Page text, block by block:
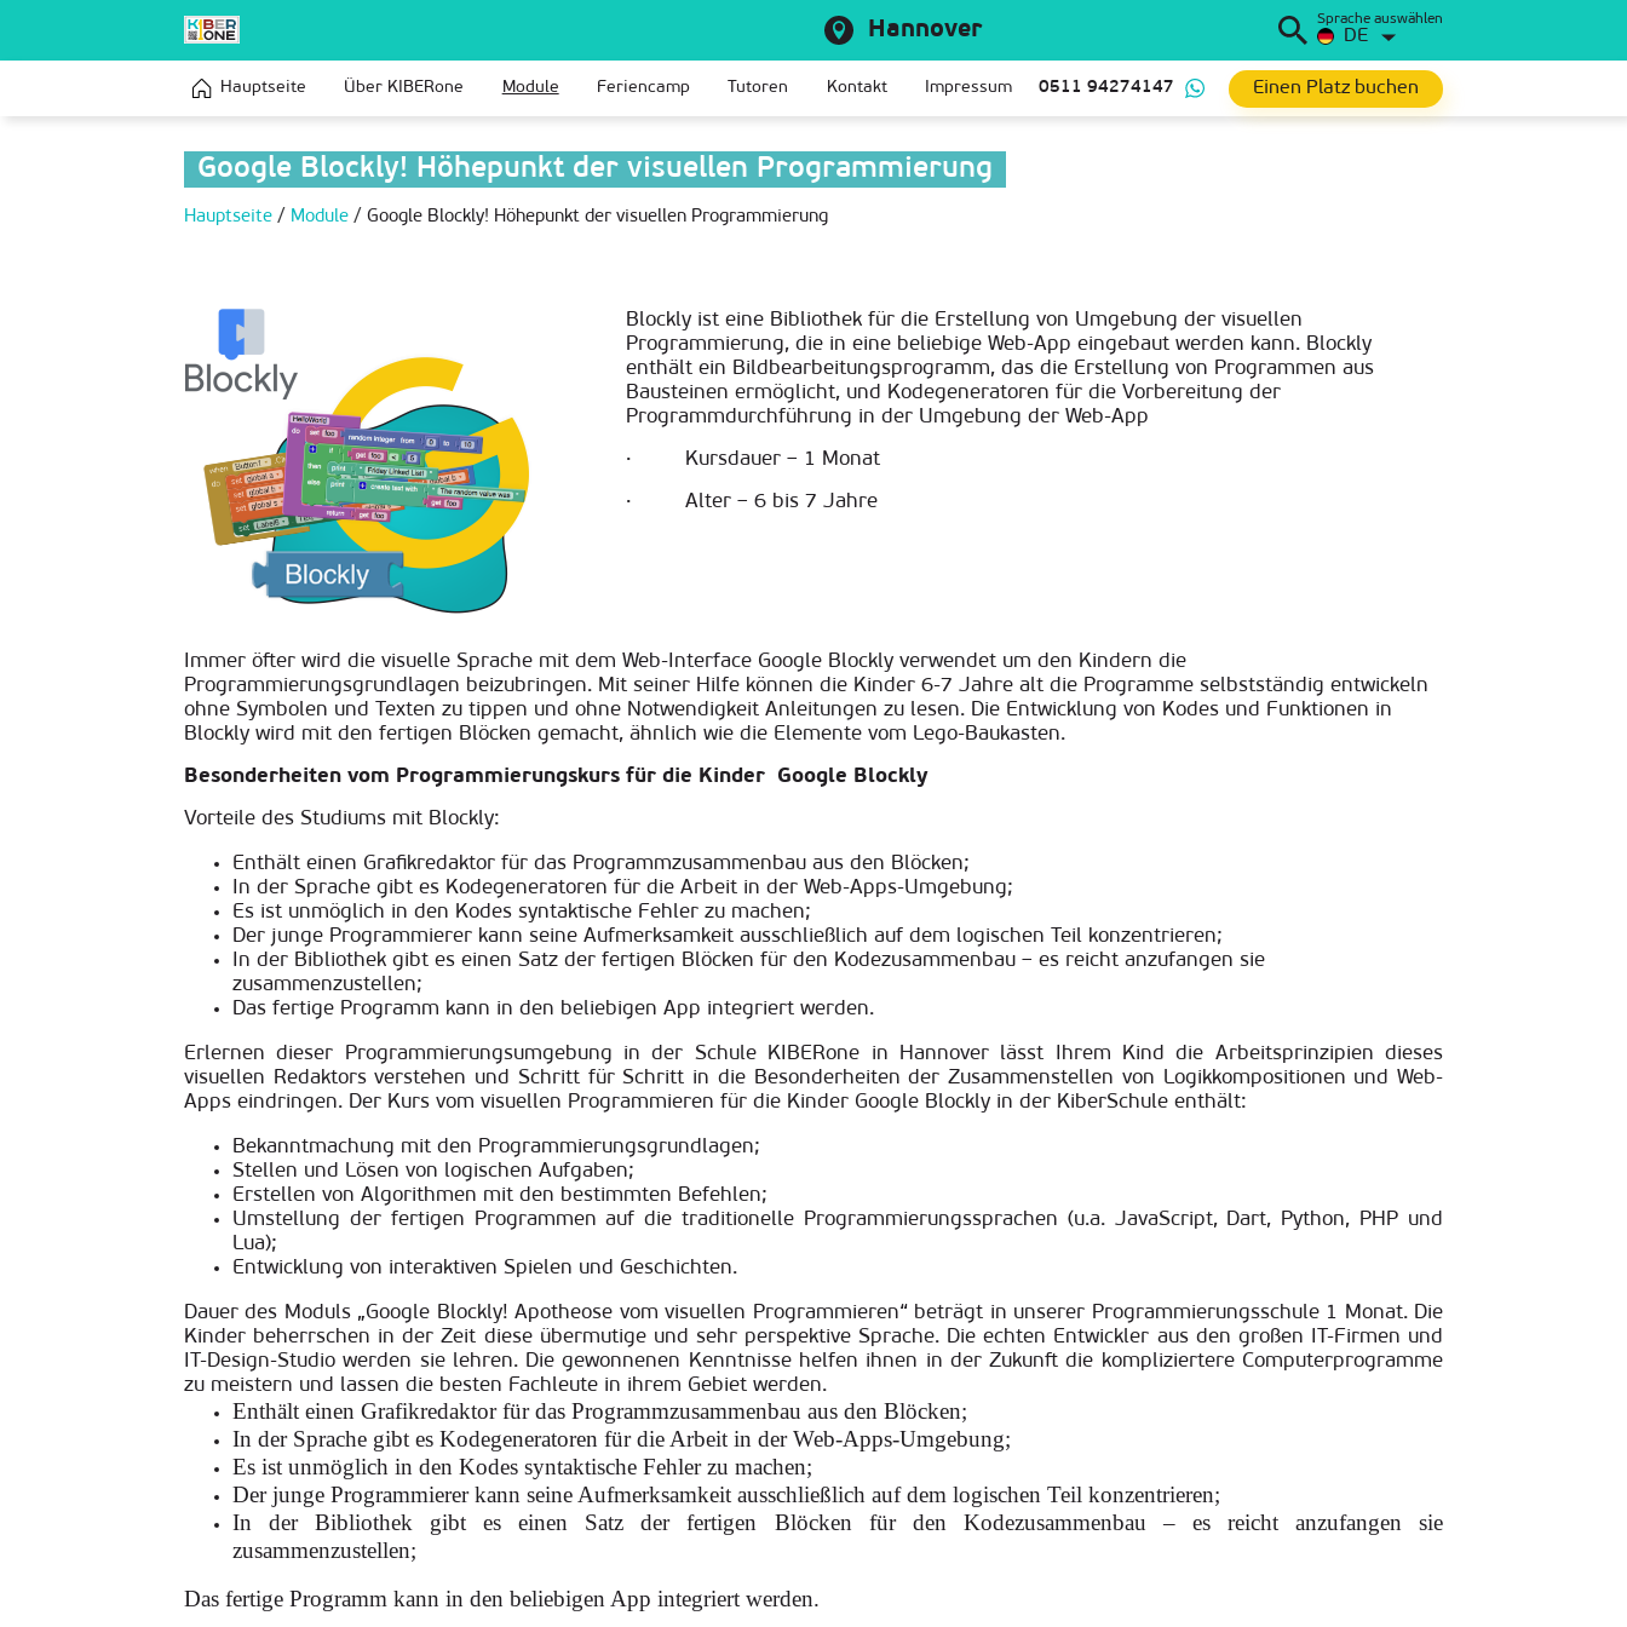
Hannover Sprache auswählen
DE
Hauptseite Über KIBERone Module Feriencamp Tutoren Kontakt Impressum 0511 94274147 Einen Platz buchen
Google Blockly! Höhepunkt der visuellen Programmierung
Hauptseite / Module / Google Blockly! Höhepunkt der visuellen Programmierung
Blockly ist eine Bibliothek für die Erstellung von Umgebung der visuellen
Programmierung, die in eine beliebige Web-App eingebaut werden kann. Blockly
enthält ein Bildbearbeitungsprogramm, das die Erstellung von Programmen aus
Bausteinen ermöglicht, und Kodegeneratoren für die Vorbereitung der
Programmdurchführung in der Umgebung der Web-App
· Kursdauer – 1 Monat
· Alter – 6 bis 7 Jahre
Immer öfter wird die visuelle Sprache mit dem Web-Interface Google Blockly verwendet um den Kindern die
Programmierungsgrundlagen beizubringen. Mit seiner Hilfe können die Kinder 6-7 Jahre alt die Programme selbstständig entwickeln
ohne Symbolen und Texten zu tippen und ohne Notwendigkeit Anleitungen zu lesen. Die Entwicklung von Kodes und Funktionen in
Blockly wird mit den fertigen Blöcken gemacht, ähnlich wie die Elemente vom Lego-Baukasten.
Besonderheiten vom Programmierungskurs für die Kinder Google Blockly
Vorteile des Studiums mit Blockly:
Enthält einen Grafikredaktor für das Programmzusammenbau aus den Blöcken;
In der Sprache gibt es Kodegeneratoren für die Arbeit in der Web-Apps-Umgebung;
Es ist unmöglich in den Kodes syntaktische Fehler zu machen;
Der junge Programmierer kann seine Aufmerksamkeit ausschließlich auf dem logischen Teil konzentrieren;
In der Bibliothek gibt es einen Satz der fertigen Blöcken für den Kodezusammenbau – es reicht anzufangen sie
zusammenzustellen;
Das fertige Programm kann in den beliebigen App integriert werden.
Erlernen dieser Programmierungsumgebung in der Schule KIBERone in Hannover lässt Ihrem Kind die Arbeitsprinzipien dieses
visuellen Redaktors verstehen und Schritt für Schritt in die Besonderheiten der Zusammenstellen von Logikkompositionen und Web-
Apps eindringen. Der Kurs vom visuellen Programmieren für die Kinder Google Blockly in der KiberSchule enthält:
Bekanntmachung mit den Programmierungsgrundlagen;
Stellen und Lösen von logischen Aufgaben;
Erstellen von Algorithmen mit den bestimmten Befehlen;
Umstellung der fertigen Programmen auf die traditionelle Programmierungssprachen (u.a. JavaScript, Dart, Python, PHP und
Lua);
Entwicklung von interaktiven Spielen und Geschichten.
Dauer des Moduls „Google Blockly! Apotheose vom visuellen Programmieren“ beträgt in unserer Programmierungsschule 1 Monat. Die
Kinder beherrschen in der Zeit diese übermutige und sehr perspektive Sprache. Die echten Entwickler aus den großen IT-Firmen und
IT-Design-Studio werden sie lehren. Die gewonnenen Kenntnisse helfen ihnen in der Zukunft die kompliziertere Computerprogramme
zu meistern und lassen die besten Fachleute in ihrem Gebiet werden.
Enthält einen Grafikredaktor für das Programmzusammenbau aus den Blöcken;
In der Sprache gibt es Kodegeneratoren für die Arbeit in der Web-Apps-Umgebung;
Es ist unmöglich in den Kodes syntaktische Fehler zu machen;
Der junge Programmierer kann seine Aufmerksamkeit ausschließlich auf dem logischen Teil konzentrieren;
In der Bibliothek gibt es einen Satz der fertigen Blöcken für den Kodezusammenbau – es reicht anzufangen sie
zusammenzustellen;
Das fertige Programm kann in den beliebigen App integriert werden.